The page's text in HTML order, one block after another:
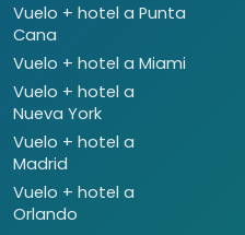
Vuelo + hotel a Punta
Cana
Vuelo + hotel a Miami
Vuelo + hotel a
Nueva York
Vuelo + hotel a
Madrid
Vuelo + hotel a
Orlando